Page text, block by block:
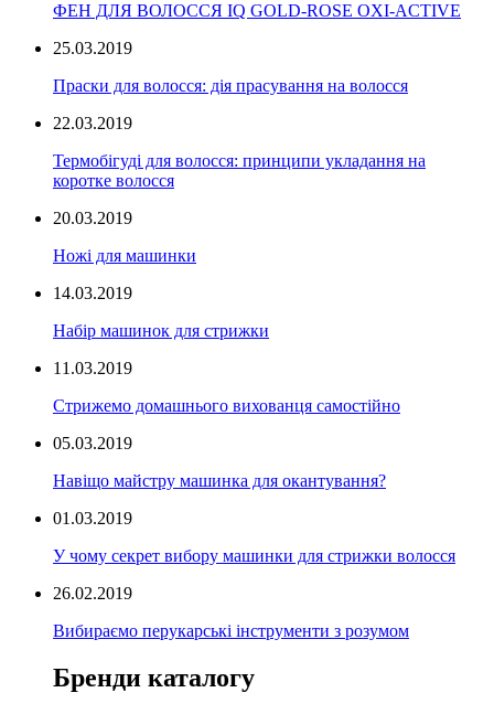
ФЕН ДЛЯ ВОЛОССЯ IQ GOLD-ROSE OXI-ACTIVE
25.03.2019
Праски для волосся: дія прасування на волосся
22.03.2019
Термобігуді для волосся: принципи укладання на
коротке волосся
20.03.2019
Ножі для машинки
14.03.2019
Набір машинок для стрижки
11.03.2019
Стрижемо домашнього вихованця самостійно
05.03.2019
Навіщо майстру машинка для окантування?
01.03.2019
У чому секрет вибору машинки для стрижки волосся
26.02.2019
Вибираємо перукарські інструменти з розумом
Бренди каталогу